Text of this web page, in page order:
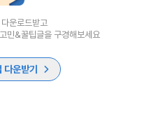
운로드받고
민&꿀팁글을 구경해보세요
다운받기